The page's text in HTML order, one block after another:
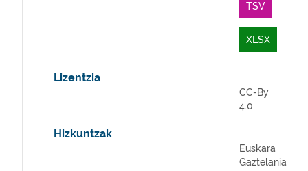
TSV
XLSX
Lizentzia
CC-By
4.0
Hizkuntzak
Euskara
Gaztelania